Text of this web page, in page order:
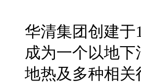
华清集团创建于
成为一个以地
地热及多种相